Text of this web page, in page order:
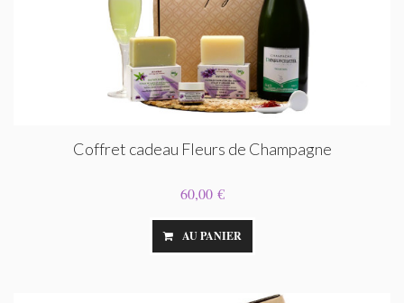
Coffret cadeau Fleurs de Champagne
60,00 €
AU PANIER